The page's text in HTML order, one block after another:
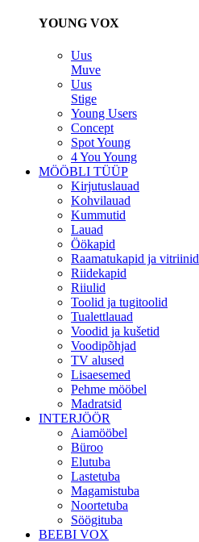
YOUNG VOX
Uus
Muve
Uus
Stige
Young Users
Concept
Spot Young
4 You Young
MÖÖBLI TÜÜP
Kirjutuslauad
Kohvilauad
Kummutid
Lauad
Öökapid
Raamatukapid ja vitriinid
Riidekapid
Riiulid
Toolid ja tugitoolid
Tualettlauad
Voodid ja kušetid
Voodipõhjad
TV alused
Lisaesemed
Pehme mööbel
Madratsid
INTERJÖÖR
Aiamööbel
Büroo
Elutuba
Lastetuba
Magamistuba
Noortetuba
Söögituba
BEEBI VOX